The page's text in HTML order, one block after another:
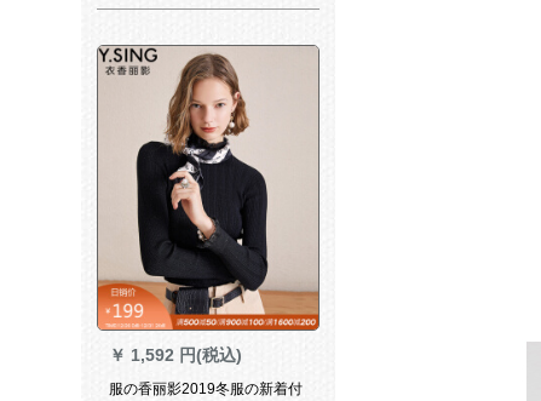
￥ 1,592 円(税込)
服の香丽影2019冬服の新着付